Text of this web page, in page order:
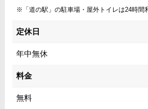
※「道の駅」の駐車場・屋外トイレは24時間
定休日
年中無休
料金
無料